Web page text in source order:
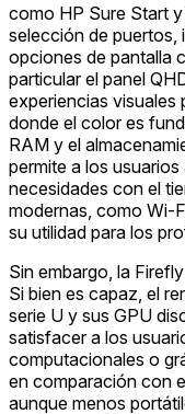
como HP Sure Start
selección de puertos,
opciones de pantalla
particular el panel
experiencias visuales
donde el color es
RAM y el
permite a los
necesidades con el
modernas, como Wi-
su utilidad para los
Sin embargo, la
Si bien es capaz, el
serie U y sus GPU
satisfacer a los
computacionales o
en comparación con
aunque menos